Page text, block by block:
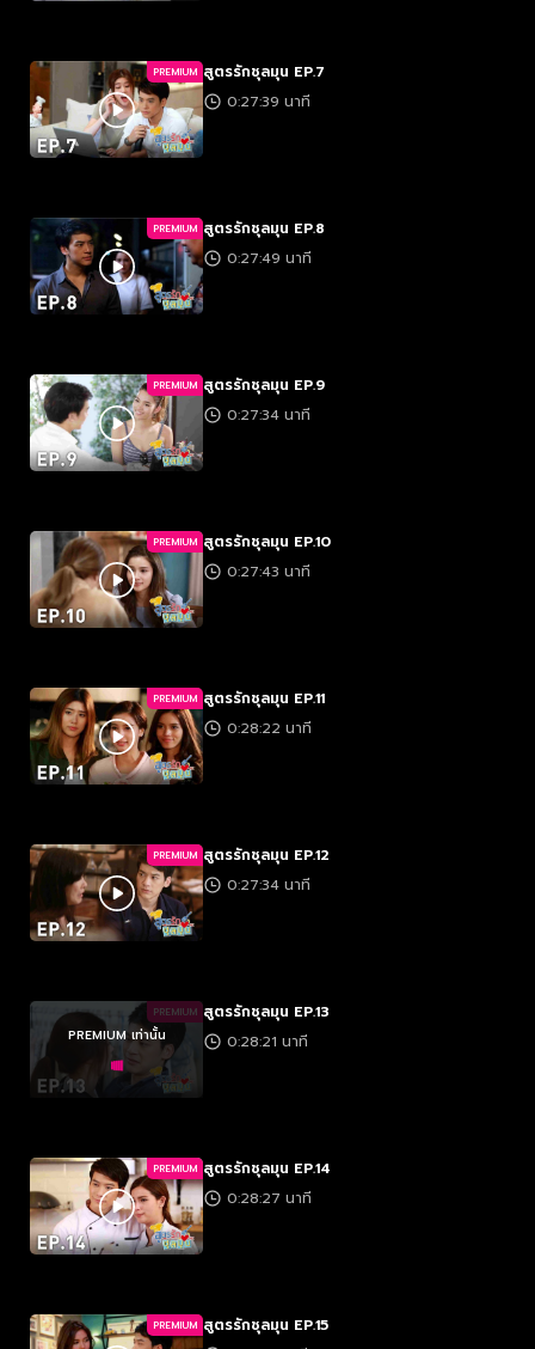
PREMIUM สูตรรักชุลมุน EP.7
0:27:39 นาที
PREMIUM สูตรรักชุลมุน EP.8
0:27:49 นาที
PREMIUM สูตรรักชุลมุน EP.9
0:27:34 นาที
PREMIUM สูตรรักชุลมุน EP.10
0:27:43 นาที
PREMIUM สูตรรักชุลมุน EP.11
0:28:22 นาที
PREMIUM สูตรรักชุลมุน EP.12
0:27:34 นาที
PREMIUM
PREMIUM เท่านั้น
สูตรรักชุลมุน EP.13
0:28:21 นาที
PREMIUM สูตรรักชุลมุน EP.14
0:28:27 นาที
PREMIUM สูตรรักชุลมุน EP.15